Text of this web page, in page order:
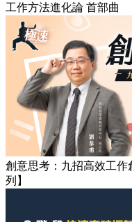
工作方法進化論 首部曲
創意思考：九招高效工
列】